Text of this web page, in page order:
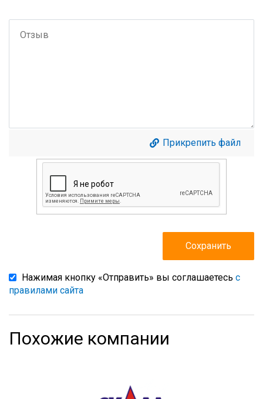
Прикрепить файл
Нажимая кнопку «Отправить» вы соглашаетесь с
правилами сайта
Похожие компании